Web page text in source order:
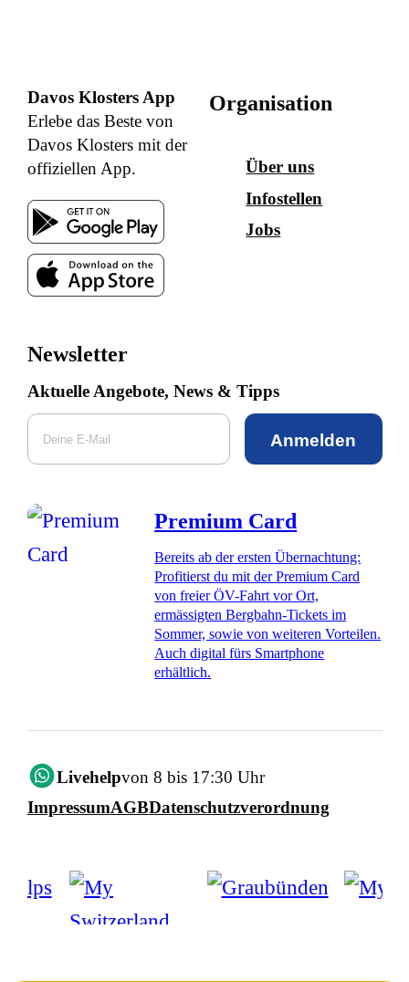
Davos Klosters App
Erlebe das Beste von
Davos Klosters mit der
offiziellen App.
Organisation
Über uns
Infostellen
Jobs
Newsletter
Aktuelle Angebote, News & Tipps
Anmelden
Premium Card
Bereits ab der ersten Übernachtung:
Profitierst du mit der Premium Card
von freier ÖV-Fahrt vor Ort,
ermässigten Bergbahn-Tickets im
Sommer, sowie von weiteren Vorteilen.
Auch digital fürs Smartphone
erhältlich.
Livehelpvon 8 bis 17:30 Uhr
ImpressumAGBDatenschutzverordnung